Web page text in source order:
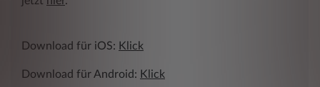
Download für iOS: Klick
Download für Android: Klick